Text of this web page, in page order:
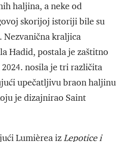
haljina, a neke od
skorijoj istoriji bile su
Nezvanična kraljica
Hadid, postala je zaštitno
nosila je tri različita
upečatljivu braon haljinu
je dizajnirao Saint
Lumièrea izLepotice i